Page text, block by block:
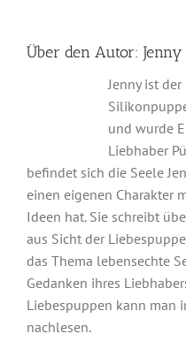
Über den Autor: Jenny
Jenny ist
und wurde
Liebhaber
befindet sich die Seele
einen eigenen Charakter
Ideen hat. Sie schreibt
aus Sicht der
das Thema lebensechte
Gedanken ihres
Liebespuppen kann man
nachlesen.